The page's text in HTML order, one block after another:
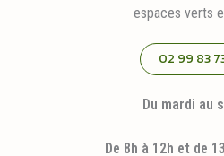
espaces verts
02 99 83
Du mardi au
De 8h à 12h et de